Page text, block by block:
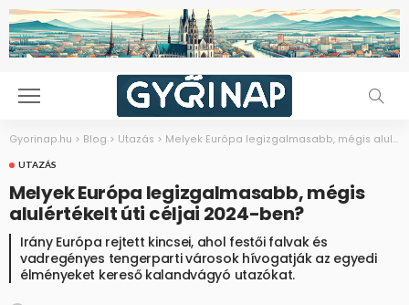
Gyorinap.hu > Blog > Utazás > Melyek Európa legizgalmasabb, mégis alulértékelt úti céljai 2024-ben?
UTAZÁS
Melyek Európa legizgalmasabb, mégis
alulértékelt úti céljai 2024-ben?
Irány Európa rejtett kincsei, ahol festői falvak és
vadregényes tengerparti városok hívogatják az egyedi
élményeket kereső kalandvágyó utazókat.